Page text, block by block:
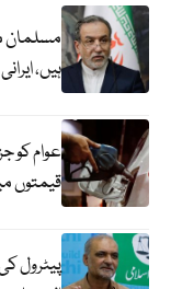
مسلمان
ہیں،
عوام کو
قیمتوں